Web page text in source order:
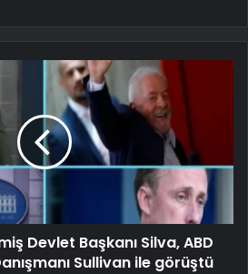
Devlet Başkanı Silva, ABD
Sullivan ile görüştü